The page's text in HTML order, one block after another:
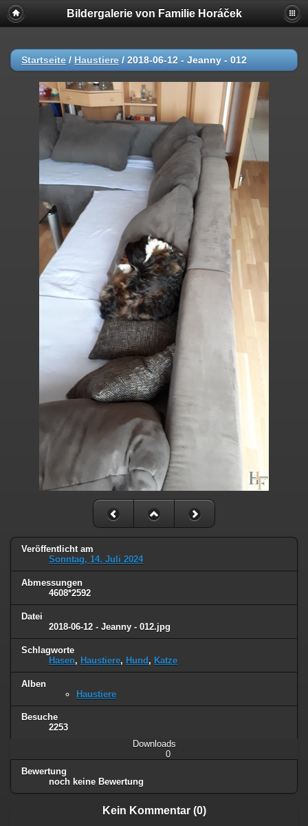
Bildergalerie von Familie Horáček
Startseite / Haustiere / 2018-06-12 - Jeanny - 012
Veröffentlicht am
Sonntag, 14. Juli 2024
Abmessungen
4608*2592
Datei
2018-06-12 - Jeanny - 012.jpg
Schlagworte
Hasen, Haustiere, Hund, Katze
Alben
Haustiere
Besuche
2253
Downloads
0
Bewertung
noch keine Bewertung
Kein Kommentar (0)